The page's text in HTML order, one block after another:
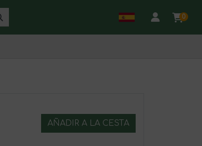
0
AÑADIR A LA CESTA